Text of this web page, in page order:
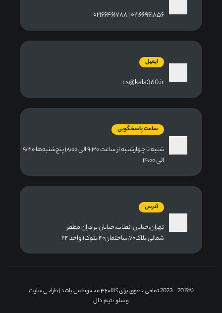
۰۲۱۶۶۹۶۱۸۵۶ | ۰۲۱۶۶۴۶۱۷۸۸
ایمیل
cs@kala360.ir
ساعت پاسخگویی
شنبه تا چهارشنبه از ساعت ۹:۳۰ الی ۱۸:۰۰ پنج‌شنبه‌ها ۹:۳۰
الی ۱۴:۰۰
آدرس
تهران،خیابان انقلاب،خیابان برادران مظفر
شمالی،پلاک۷۰،ساختمان۴۰،بلوک۱،واحد ۴۴
©2019- 2023 تمامی حقوق برای کالا۳۶۰ محفوظ می باشد |
طراحی سایت
و سئو: تیم دال